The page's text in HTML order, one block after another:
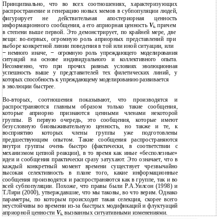
Принципиально, что во всех соотношениях, характеризующих
распространение и генерацию новых мемов в субпопуляции людей,
фигурирует не действительная апостериорная ценность
информационного сообщения, а его априорная ценность Vi, причем
в степени выше первой. Это демонстрирует, по крайней мере, две
вещи:во-первых, огромную роль априорных представлений при
выборе конкретной линии поведения в той или иной ситуации, или
− немного иначе,− огромную роль упреждающего моделирования
ситуаций на основе индивидуального и коллективного опыта.
Несомненно, что при прочих равных условиях эволюционная
успешность выше у представителей тех филетических линий, у
которых способность к упреждающему моделированию развивается
в эволюции быстрее.
Во-вторых, соотношения показывают, что производятся и
распространяются главным образом только такие сообщения,
которые априорно признаются ценными членами некоторой
группы. В первую очередь, это сообщения, которые имеют
безусловную биовыживательную ценность, но также и те, к
восприятию которых члены группы уже подготовлены
предшествующим опытом. Такие сообщения распространяются
внутри группы очень быстро (фактически, в соответствии с
механизмом цепной реакции), в то время как иные «бесполезные»
идеи и сообщения практически сразу затухают. Это означает, что в
каждый конкретный момент времени существует чрезвычайно
высокая селективность в плане того, какие информационные
сообщения производятся и распространяются как в группе, так и во
всей субпопуляции. Похоже, что правы были Р.А.Уилсон (1998) и
Т.Лири (2000), утверждавшие, что мы таковы, во что верим. Однако
параметры, по которым происходит такая селекция, скорее всего
неустойчивы во времени из-за быстрых модификаций и флуктуаций
априорной ценности Vi, вызванных ситуативными изменениями.